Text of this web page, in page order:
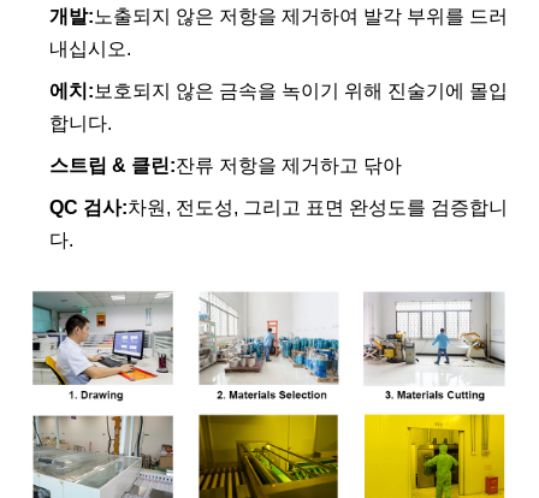
개발:노출되지 않은 저항을 제거하여 발각 부위를 드러
내십시오.
에치: 보호되지 않은 금속을 녹이기 위해 진술기에 몰입
합니다.
스트립 & 클린:잔류 저항을 제거하고 닦아
QC 검사:차원, 전도성, 그리고 표면 완성도를 검증합니
다.